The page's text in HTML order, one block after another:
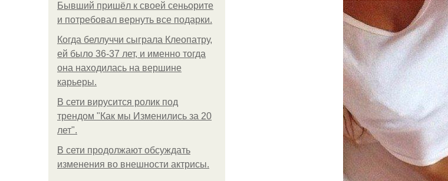
Бывший пришёл к своей сеньорите
и потребовал вернуть все подарки.
Когда беллуччи сыграла Клеопатру,
ей было 36-37 лет, и именно тогда
она находилась на вершине
карьеры.
В сети вирусится ролик под
трендом "Как мы Изменились за 20
лет".
В сети продолжают обсуждать
изменения во внешности актрисы.